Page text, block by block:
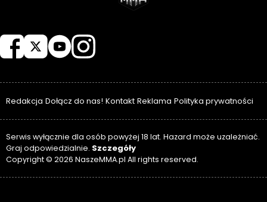
Redakcja Dołącz do nas! Kontakt Reklama Polityka prywatności
Serwis wyłącznie dla osób powyżej 18 lat. Hazard może uzależniać.
Graj odpowiedzialnie. Szczegóły
Copyright © 2026 NaszeMMA.pl All rights reserved.